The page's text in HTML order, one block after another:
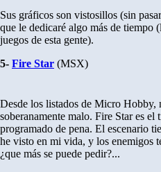
Sus gráficos son vistosillos (sin
que le dedicaré algo más de tiempo
juegos de esta gente).
5- Fire Star (MSX)
Desde los listados de Micro Hobby,
soberanamente malo. Fire Star es el
programado de pena. El escenario
he visto en mi vida, y los enemigos
¿que más se puede pedir?...